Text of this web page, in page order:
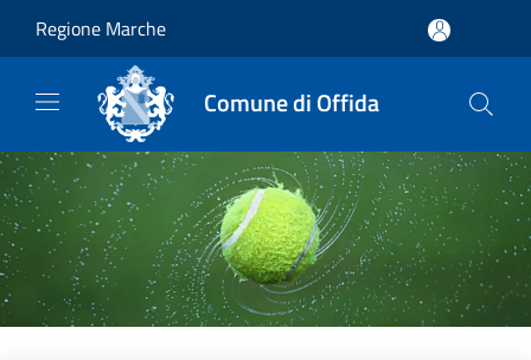
Regione Marche
Comune di Offida